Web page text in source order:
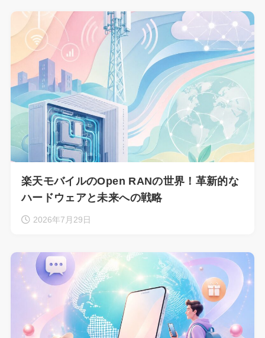
楽天モバイルのOpen RANの世界！革新的な
ハードウェアと未来への戦略
2026年7月29日